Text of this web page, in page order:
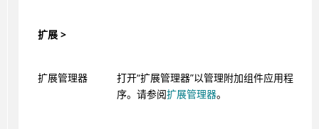
扩展 >
扩展管理器
打开“扩展管理器”以管理附加组件应用程
序。请参阅扩展管理器。